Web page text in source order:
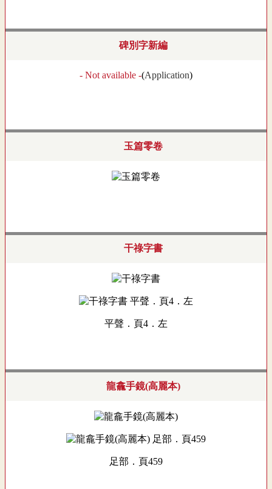
碑別字新編
- Not available -(Application)
玉篇零卷
干祿字書
平聲．頁4．左
龍龕手鏡(高麗本)
足部．頁459